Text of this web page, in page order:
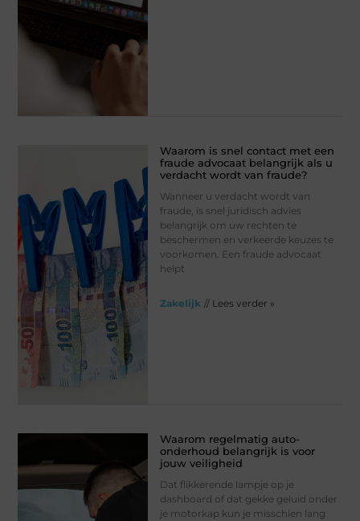
Waarom is snel contact met een
fraude advocaat belangrijk als u
verdacht wordt van fraude?
Wanneer u verdacht wordt van
fraude, is snel juridisch advies
belangrijk om uw rechten te
beschermen en verkeerde keuzes te
voorkomen. Een fraude advocaat
helpt
Zakelijk // Lees verder »
Waarom regelmatig auto-
onderhoud belangrijk is voor
jouw veiligheid
Dat flikkerende lampje op je
dashboard of dat gekke geluid onder
je motorkap kun je misschien lang